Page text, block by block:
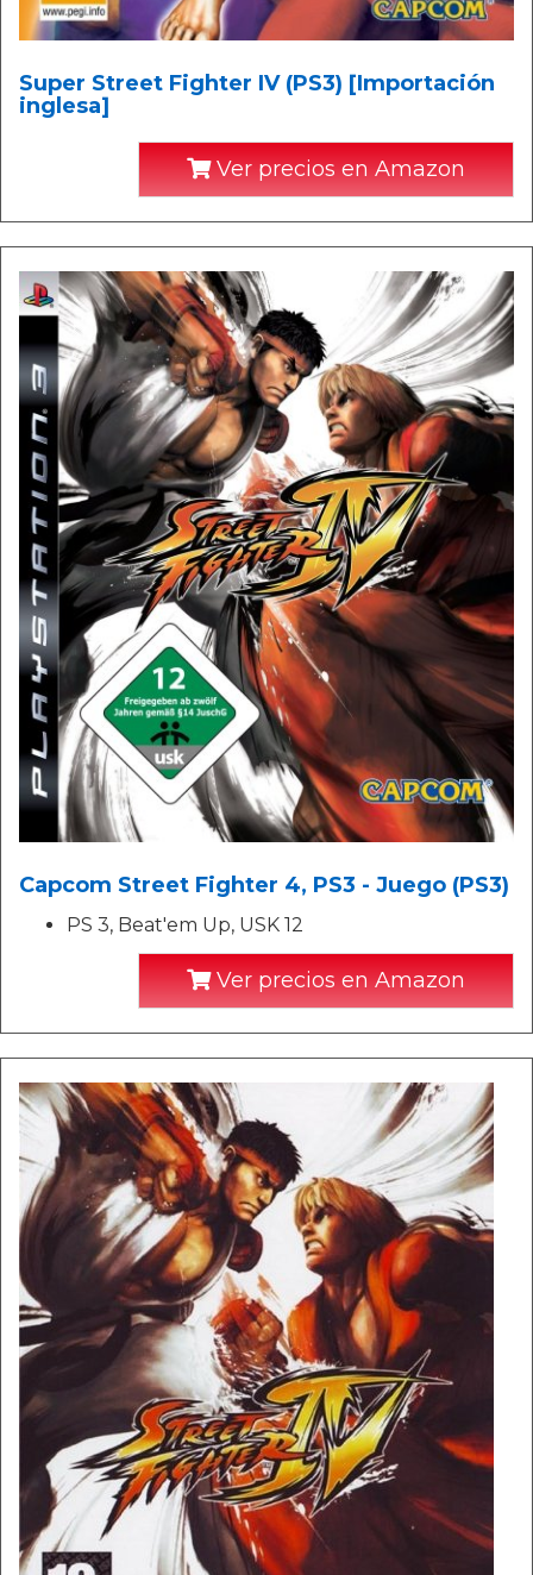
Super Street Fighter IV (PS3) [Importación
inglesa]
Ver precios en Amazon
Capcom Street Fighter 4, PS3 - Juego (PS3)
PS 3, Beat'em Up, USK 12
Ver precios en Amazon